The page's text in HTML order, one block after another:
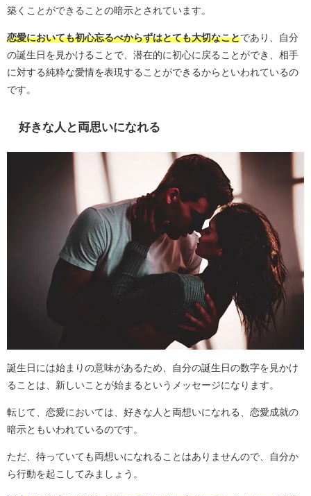
築くことができることの暗示とされています。
恋愛においても初心忘るべからずはとても大切なことであり、自分
の誕生日を見かけることで、潜在的に初心に戻ることができ、相手
に対する純粋な愛情を表現することができるからといわれているの
です。
好きな人と両思いになれる
誕生日には始まりの意味があるため、自分の誕生日の数字を見かけ
ることは、新しいことが始まるというメッセージになります。
転じて、恋愛においては、好きな人と両想いになれる、恋愛成就の
暗示ともいわれているのです。
ただ、待っていても両想いになれることはありませんので、自分か
ら行動を起こしてみましょう。